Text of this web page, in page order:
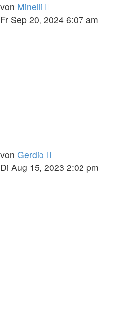
von Minelli
Fr Sep 20, 2024 6:07 am
von Gerdio
Di Aug 15, 2023 2:02 pm